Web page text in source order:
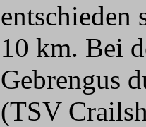
entschieden
10 km. Bei
Gebrengus
(TSV